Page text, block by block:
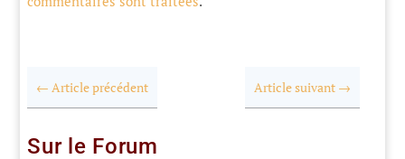
←Article précédent Article suivant→
Sur le Forum